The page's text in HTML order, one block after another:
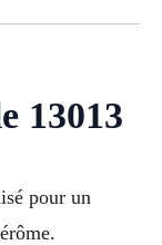
13013
pour un